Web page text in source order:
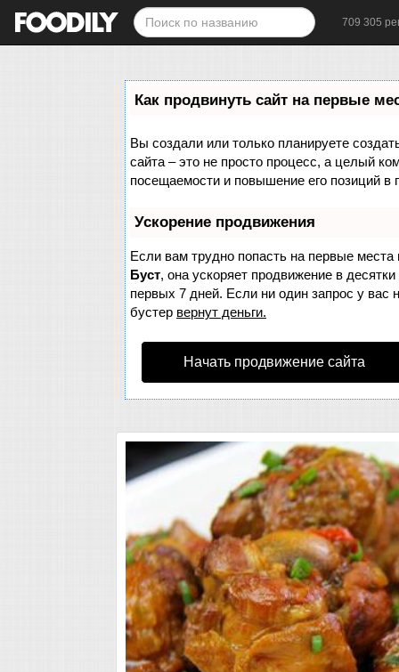
709 305
Как продвинуть сайт на первые
Вы создали или только планируете
сайта – это не просто процесс, а целый
посещаемости и повышение его позиций в
Ускорение продвижения
Если вам трудно попасть на первые места
Буст, она ускоряет продвижение в
первых 7 дней. Если ни один запрос у вас
бустер вернут деньги.
Начать продвижение сайта